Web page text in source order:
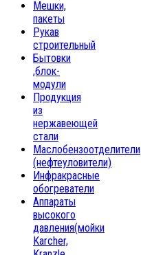
Мешки,
пакеты
Рукав
строительный
Бытовки
,блок-
модули
Продукция
из
нержавеющей
стали
Маслобензоотделители
(нефтеуловители)
Инфракрасные
обогреватели
Аппараты
высокого
давления(мойки
Karcher,